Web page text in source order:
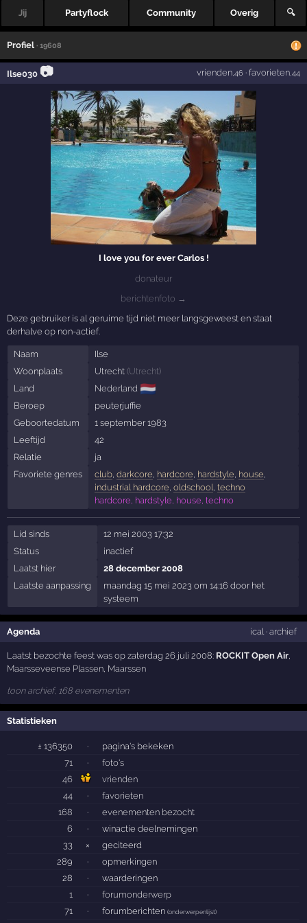
Jij Partyflock Community Overig 🔍
Profiel · 19608
Ilse030 📷 vrienden,46 · favorieten,44
I love you for ever Carlos !
donateur
berichtenfoto →
Deze gebruiker is al geruime tijd niet meer langsgeweest en staat
derhalve op non-actief.
Naam
Ilse
Woonplaats
Utrecht (Utrecht)
Land
Nederland 🇳🇱
Beroep
peuterjuffie
Geboortedatum
1 september 1983
Leeftijd
42
Relatie
ja
Favoriete genres
club, darkcore, hardcore, hardstyle, house,
industrial hardcore, oldschool, techno
hardcore, hardstyle, house, techno
Lid sinds
12 mei 2003 17:32
Status
inactief
Laatst hier
28 december 2008
Laatste aanpassing
maandag 15 mei 2023 om 14:16 door het
systeem
Agenda ical· archief
Laatst bezochte feest was op zaterdag 26 juli 2008: ROCKIT Open Air
Maarsseveense Plassen Maarssen
toon archief, 168 evenementen
Statistieken
± 136350 ·
pagina's bekeken
71
·
foto's
46
vrienden
44
·
favorieten
168
·
evenementen bezocht
6
·
winactie deelnemingen
33
×
geciteerd
289
·
opmerkingen
28
·
waarderingen
1
·
forumonderwerp
71
· forumberichten(onderwerpenlijst)